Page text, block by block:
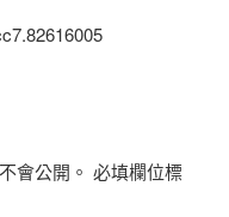
會公開。 必填欄位標